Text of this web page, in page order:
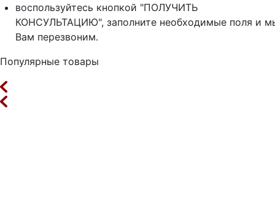
воспользуйтесь кнопкой "ПОЛУЧИТЬ
КОНСУЛЬТАЦИЮ", заполните необходимые поля и
Вам перезвоним.
Популярные товары